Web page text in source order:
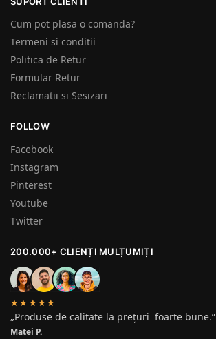
Cum pot plasa o comanda?
Termeni si conditii
Politica de Retur
Formular Retur
Reclamatii si Sesizari
FOLLOW
Facebook
Instagram
Pinterest
Youtube
Twitter
200.000+ CLIENȚI MULȚUMIȚI
★★★★★
„Produse de calitate la prețuri foarte bune.”
Matei P.